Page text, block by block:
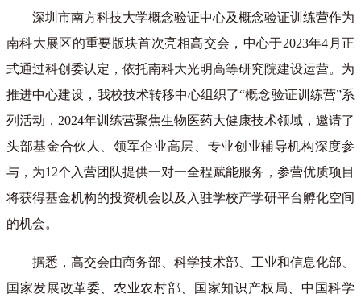
深圳市南方科技大学概念验证中心及概念验证训练营作为
南科大展区的重要版块首次亮相高交会，中心于2023年4月正
式通过科创委认定，依托南科大光明高等研究院建设运营。为
推进中心建设，我校技术转移中心组织了“概念验证训练营”系
列活动，2024年训练营聚焦生物医药大健康技术领域，邀请了
头部基金合伙人、领军企业高层、专业创业辅导机构深度参
与，为12个入营团队提供一对一全程赋能服务，参营优质项目
将获得基金机构的投资机会以及入驻学校产学研平台孵化空间
的机会。
据悉，高交会由商务部、科学技术部、工业和信息化部、
国家发展改革委、农业农村部、国家知识产权局、中国科学